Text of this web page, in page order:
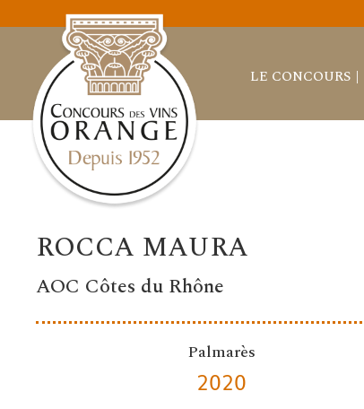
LE CONCOURS
ROCCA MAURA
AOC Côtes du Rhône
Palmarès
2020